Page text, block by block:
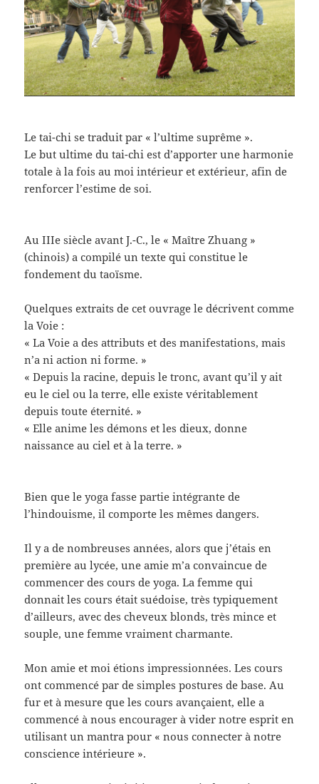
Le tai-chi se traduit par « l’ultime suprême ».
Le but ultime du tai-chi est d’apporter une harmonie
totale à la fois au moi intérieur et extérieur, afin de
renforcer l’estime de soi.
Au IIIe siècle avant J.-C., le « Maître Zhuang »
(chinois) a compilé un texte qui constitue le
fondement du taoïsme.
Quelques extraits de cet ouvrage le décrivent comme
la Voie :
« La Voie a des attributs et des manifestations, mais
n’a ni action ni forme. »
« Depuis la racine, depuis le tronc, avant qu’il y ait
eu le ciel ou la terre, elle existe véritablement
depuis toute éternité. »
« Elle anime les démons et les dieux, donne
naissance au ciel et à la terre. »
Bien que le yoga fasse partie intégrante de
l’hindouisme, il comporte les mêmes dangers.
Il y a de nombreuses années, alors que j’étais en
première au lycée, une amie m’a convaincue de
commencer des cours de yoga. La femme qui
donnait les cours était suédoise, très typiquement
d’ailleurs, avec des cheveux blonds, très mince et
souple, une femme vraiment charmante.
Mon amie et moi étions impressionnées. Les cours
ont commencé par de simples postures de base. Au
fur et à mesure que les cours avançaient, elle a
commencé à nous encourager à vider notre esprit en
utilisant un mantra pour « nous connecter à notre
conscience intérieure ».